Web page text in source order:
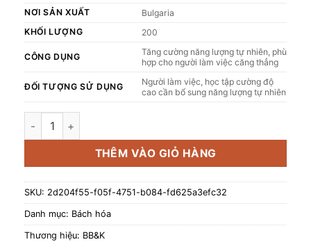
NƠI SẢN XUẤT
Bulgaria
KHỐI LƯỢNG
200
CÔNG DỤNG
Tăng cường năng lượng tự nhiên, phù
hợp cho người làm việc căng thẳng
ĐỐI TƯỢNG SỬ DỤNG
Người làm việc, học tập cường độ
cao cần bổ sung năng lượng tự nhiên
Bột Maca hữu cơ Dragon Superfoods 200g số lượng
THÊM VÀO GIỎ HÀNG
SKU: 2d204f55-f05f-4751-b084-fd625a3efc32
Danh mục: Bách hóa
Thương hiệu: BB&K